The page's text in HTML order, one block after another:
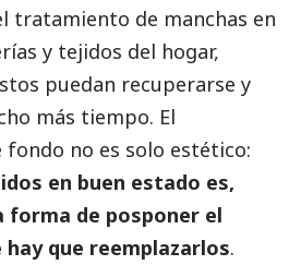
tratamiento de manchas en
y tejidos del hogar,
puedan recuperarse y
más tiempo. El
no es solo estético:
en buen estado es,
de posponer el
que reemplazarlos.